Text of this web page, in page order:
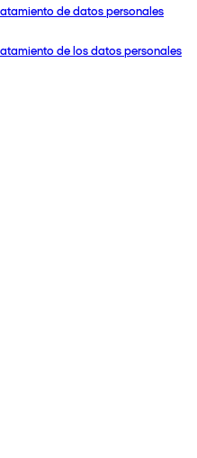
de datos personales
de los datos personales